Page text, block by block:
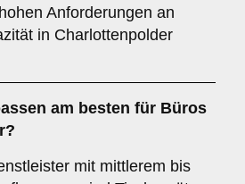
Anforderungen an
in Charlottenpolder
am besten für Büros
?
mit mittlerem bis